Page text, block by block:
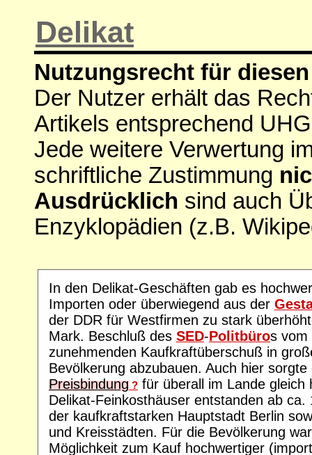
Delikat
Nutzungsrecht für
Der Nutzer erhält das
Artikels entsprechend
Jede weitere Verwertung
schriftliche Zustimmung
Ausdrücklich sind auch
Enzyklopädien (z.B.
In den Delikat-Geschäften gab es
Importen oder überwiegend aus der
der DDR für Westfirmen zu stark
Mark. Beschluß des SED-Politbüros vom
zunehmenden Kaufkraftüberschuß in
Bevölkerung abzubauen. Auch hier sorgte
Preisbindung ? für überall im Lande gleich
Delikat-Feinkosthäuser entstanden ab ca.
der kaufkraftstarken Hauptstadt Berlin
und Kreisstädten. Für die Bevölkerung
Möglichkeit zum Kauf hochwertiger